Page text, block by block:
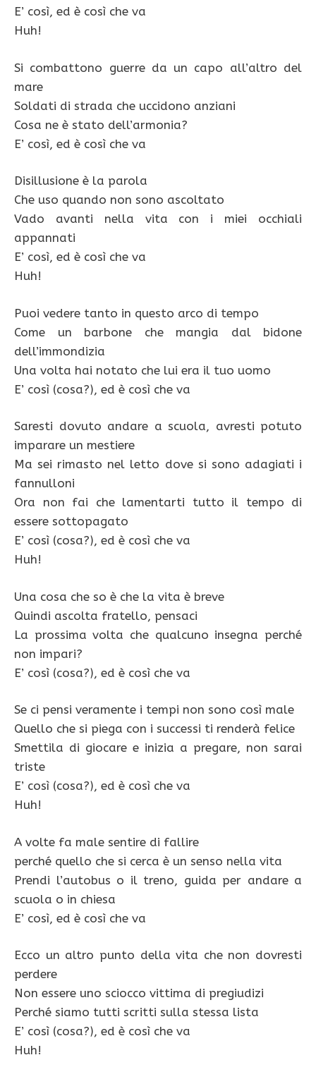
E’ così, ed è così che va
Huh!
Si combattono guerre da un capo all’altro del
mare
Soldati di strada che uccidono anziani
Cosa ne è stato dell’armonia?
E’ così, ed è così che va
Disillusione è la parola
Che uso quando non sono ascoltato
Vado avanti nella vita con i miei occhiali
appannati
E’ così, ed è così che va
Huh!
Puoi vedere tanto in questo arco di tempo
Come un barbone che mangia dal bidone
dell’immondizia
Una volta hai notato che lui era il tuo uomo
E’ così (cosa?), ed è così che va
Saresti dovuto andare a scuola, avresti potuto
imparare un mestiere
Ma sei rimasto nel letto dove si sono adagiati i
fannulloni
Ora non fai che lamentarti tutto il tempo di
essere sottopagato
E’ così (cosa?), ed è così che va
Huh!
Una cosa che so è che la vita è breve
Quindi ascolta fratello, pensaci
La prossima volta che qualcuno insegna perché
non impari?
E’ così (cosa?), ed è così che va
Se ci pensi veramente i tempi non sono così male
Quello che si piega con i successi ti renderà felice
Smettila di giocare e inizia a pregare, non sarai
triste
E’ così (cosa?), ed è così che va
Huh!
A volte fa male sentire di fallire
perché quello che si cerca è un senso nella vita
Prendi l’autobus o il treno, guida per andare a
scuola o in chiesa
E’ così, ed è così che va
Ecco un altro punto della vita che non dovresti
perdere
Non essere uno sciocco vittima di pregiudizi
Perché siamo tutti scritti sulla stessa lista
E’ così (cosa?), ed è così che va
Huh!